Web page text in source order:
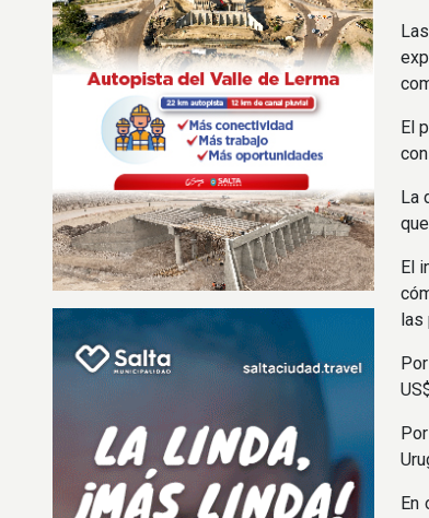
El
La
El
las
En